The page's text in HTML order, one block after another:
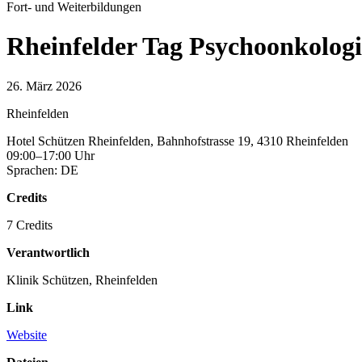
Fort- und Weiterbildungen
Rheinfelder Tag
26. März 2026
Rheinfelden
Hotel Schützen Rheinfelden, Bahnhofstrasse 19, 4310 Rheinfelden
09:00–17:00 Uhr
Sprachen: DE
Credits
7 Credits
Verantwortlich
Klinik Schützen, Rheinfelden
Link
Website